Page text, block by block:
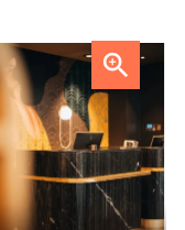
Viska FOTO: